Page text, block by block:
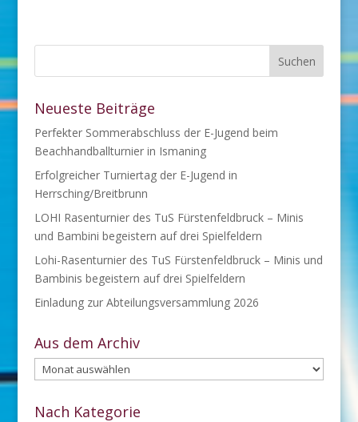
Neueste Beiträge
Perfekter Sommerabschluss der E-Jugend beim
Beachhandballturnier in Ismaning
Erfolgreicher Turniertag der E-Jugend in
Herrsching/Breitbrunn
LOHI Rasenturnier des TuS Fürstenfeldbruck – Minis
und Bambini begeistern auf drei Spielfeldern
Lohi-Rasenturnier des TuS Fürstenfeldbruck – Minis und
Bambinis begeistern auf drei Spielfeldern
Einladung zur Abteilungsversammlung 2026
Aus dem Archiv
Aus
dem
Archiv
Nach Kategorie